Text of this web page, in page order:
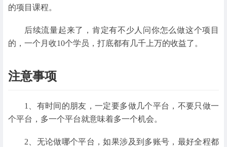
的项目课程。
后续流量起来了，肯定有不少人问你怎么做这个项目
的，一个月收10个学员，打底都有几千上万的收益了。
注意事项
1、有时间的朋友，一定要多做几个平台，不要只做一
个平台，多一个平台就意味着多一个机会。
2、无论做哪个平台，如果涉及到多账号，最好全程都